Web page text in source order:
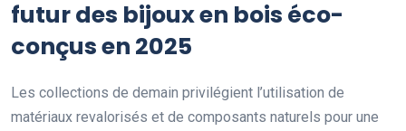
futur des bijoux en bois éco-
conçus en 2025
Les collections de demain privilégient l’utilisation de
matériaux revalorisés et de composants naturels pour une